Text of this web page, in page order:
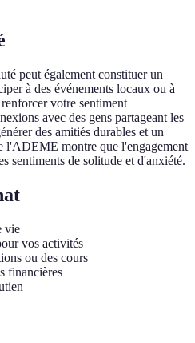
peut également constituer un
à des événements locaux ou à
votre sentiment
avec des gens partageant les
des amitiés durables et un
l'ADEME montre que l'engagement
sentiments de solitude et d'anxiété.
vie
vos activités
ou des cours
financières